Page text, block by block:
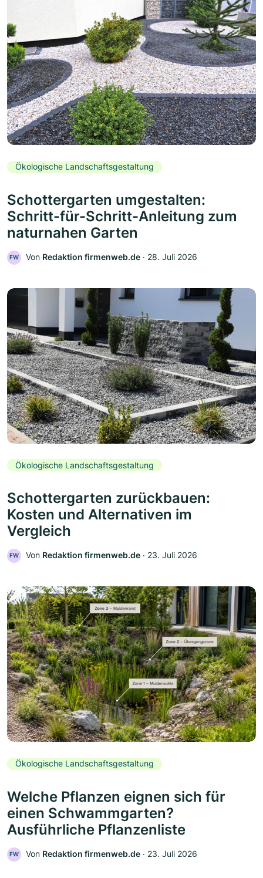
Ökologische Landschaftsgestaltung
Schottergarten umgestalten:
Schritt-für-Schritt-Anleitung zum
naturnahen Garten
FW Von Redaktion firmenweb.de ‧ 28. Juli 2026
Ökologische Landschaftsgestaltung
Schottergarten zurückbauen:
Kosten und Alternativen im
Vergleich
FW Von Redaktion firmenweb.de ‧ 23. Juli 2026
Ökologische Landschaftsgestaltung
Welche Pflanzen eignen sich für
einen Schwammgarten?
Ausführliche Pflanzenliste
FW Von Redaktion firmenweb.de ‧ 23. Juli 2026